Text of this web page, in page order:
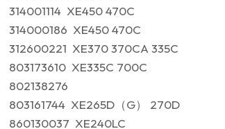
314001114 XE450 470C
314000186 XE450 470C
312600221 XE370 370CA 335C
803173610 XE335C 700C
802138276
803161744 XE265D（G） 270D
860130037 XE240LC